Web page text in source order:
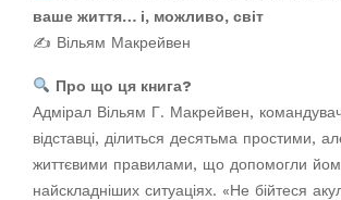
ваше життя… і, можливо, світ
✍️ Вільям Макрейвен
Про що ця книга?
Адмірал Вільям Г. Макрейвен,
відставці, ділиться десятьма простими,
життєвими правилами, що допомогли
найскладніших ситуаціях. «Не бійтеся